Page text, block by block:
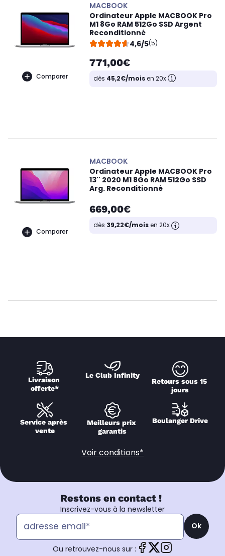
Comparer
MACBOOK
Ordinateur Apple MACBOOK Pro
M1 8Go RAM 512Go SSD Argent
Reconditionné
4,6/5(5)
771,00€
dès 45,2€/moisen 20x
Comparer
MACBOOK
Ordinateur Apple MACBOOK Pro
13'' 2020 M1 8Go RAM 512Go SSD
Arg. Reconditionné
669,00€
dès 39,22€/moisen 20x
Livraison
offerte*
Le Club Infinity
Retours sous 15
jours
Service après
vente
Meilleurs prix
garantis
Boulanger Drive
Voir conditions*
Restons en contact !
Inscrivez-vous à la newsletter
Ok
Ou retrouvez-nous sur :